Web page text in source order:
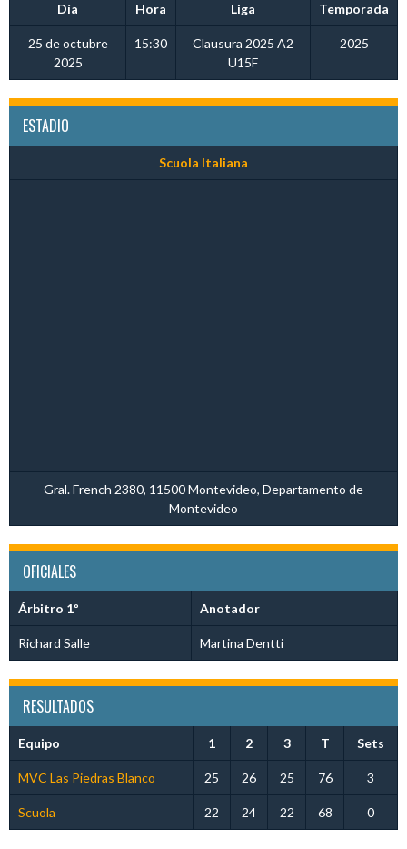
Día Hora Liga Temporada
25 de octubre
2025
15:30
Clausura 2025 A2
U15F
2025
ESTADIO
Scuola Italiana
Gral. French 2380, 11500 Montevideo, Departamento de
Montevideo
OFICIALES
Árbitro 1º Anotador
Richard Salle Martina Dentti
RESULTADOS
Equipo 1 2 3 T Sets
MVC Las Piedras Blanco 25 26 25 76 3
Scuola 22 24 22 68 0